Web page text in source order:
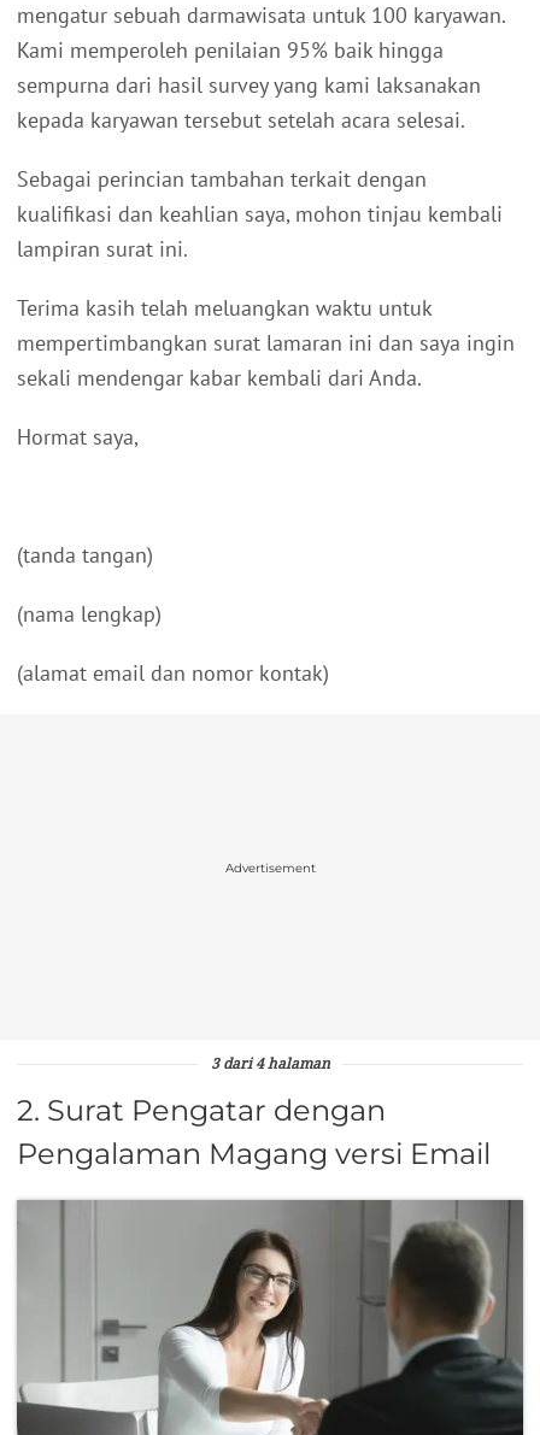
mengatur sebuah darmawisata untuk 100 karyawan.
Kami memperoleh penilaian 95% baik hingga
sempurna dari hasil survey yang kami laksanakan
kepada karyawan tersebut setelah acara selesai.
Sebagai perincian tambahan terkait dengan
kualifikasi dan keahlian saya, mohon tinjau kembali
lampiran surat ini.
Terima kasih telah meluangkan waktu untuk
mempertimbangkan surat lamaran ini dan saya ingin
sekali mendengar kabar kembali dari Anda.
Hormat saya,
(tanda tangan)
(nama lengkap)
(alamat email dan nomor kontak)
Advertisement
3 dari 4 halaman
2. Surat Pengatar dengan
Pengalaman Magang versi Email